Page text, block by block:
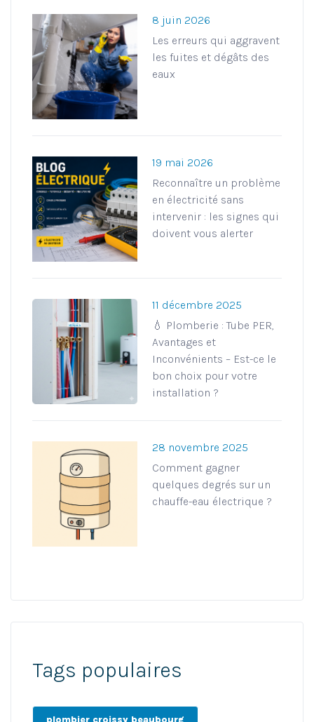
8 juin 2026
Les erreurs qui aggravent
les fuites et dégâts des
eaux
19 mai 2026
Reconnaître un problème
en électricité sans
intervenir : les signes qui
doivent vous alerter
11 décembre 2025
💧 Plomberie : Tube PER,
Avantages et
Inconvénients – Est-ce le
bon choix pour votre
installation ?
28 novembre 2025
Comment gagner
quelques degrés sur un
chauffe-eau électrique ?
Tags populaires
plombier croissy beaubourg